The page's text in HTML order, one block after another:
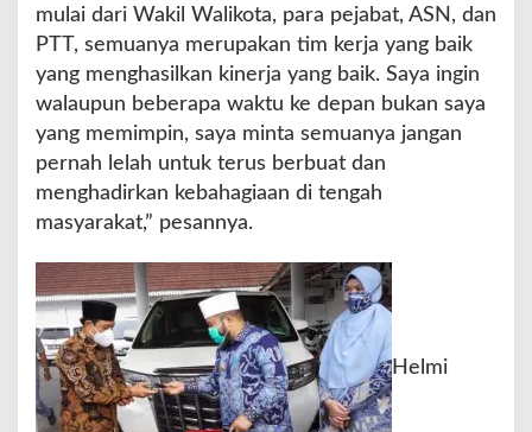
mulai dari Wakil Walikota, para pejabat, ASN, dan
PTT, semuanya merupakan tim kerja yang baik
yang menghasilkan kinerja yang baik. Saya ingin
walaupun beberapa waktu ke depan bukan saya
yang memimpin, saya minta semuanya jangan
pernah lelah untuk terus berbuat dan
menghadirkan kebahagiaan di tengah
masyarakat,” pesannya.
Helmi